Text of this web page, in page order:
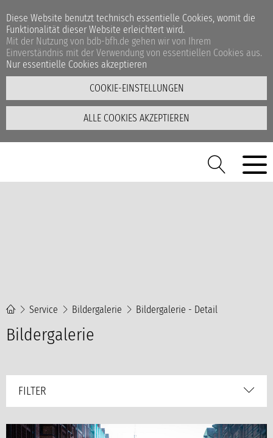
Diese Website benutzt technisch essentielle Cookies, womit die
Funktionalität dieser Website erleichtert wird.
Mit der Nutzung von bdb-bfh.de gehen wir von Ihrem
Einverständnis mit der Verwendung von essentiellen Cookies aus.
Nur essentielle Cookies akzeptieren
COOKIE-EINSTELLUNGEN
ALLE COOKIES AKZEPTIEREN
Service Bildergalerie Bildergalerie - Detail
Bildergalerie
FILTER